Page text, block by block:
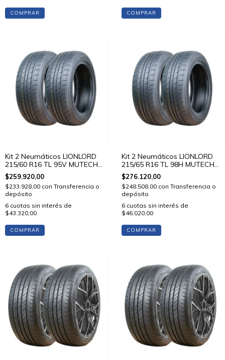
COMPRAR COMPRAR
Kit 2 Neumáticos LIONLORD
215/60 R16 TL 95V MUTECH
H01
$259.920,00
$233.928,00 con Transferencia o
depósito
6 cuotas sin interés de
$43.320,00
COMPRAR
Kit 2 Neumáticos LIONLORD
215/65 R16 TL 98H MUTECH
H01
$276.120,00
$248.508,00 con Transferencia o
depósito
6 cuotas sin interés de
$46.020,00
COMPRAR